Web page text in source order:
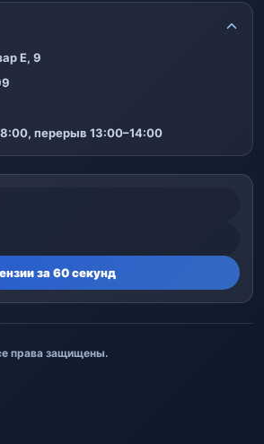
Е, 9
перерыв 13:00–14:00
за 60 секунд
права защищены.